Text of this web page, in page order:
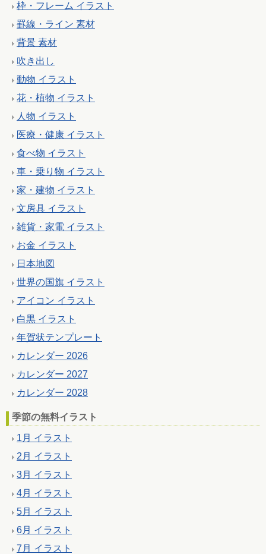
枠・フレーム イラスト
罫線・ライン 素材
背景 素材
吹き出し
動物 イラスト
花・植物 イラスト
人物 イラスト
医療・健康 イラスト
食べ物 イラスト
車・乗り物 イラスト
家・建物 イラスト
文房具 イラスト
雑貨・家電 イラスト
お金 イラスト
日本地図
世界の国旗 イラスト
アイコン イラスト
白黒 イラスト
年賀状テンプレート
カレンダー 2026
カレンダー 2027
カレンダー 2028
季節の無料イラスト
1月 イラスト
2月 イラスト
3月 イラスト
4月 イラスト
5月 イラスト
6月 イラスト
7月 イラスト